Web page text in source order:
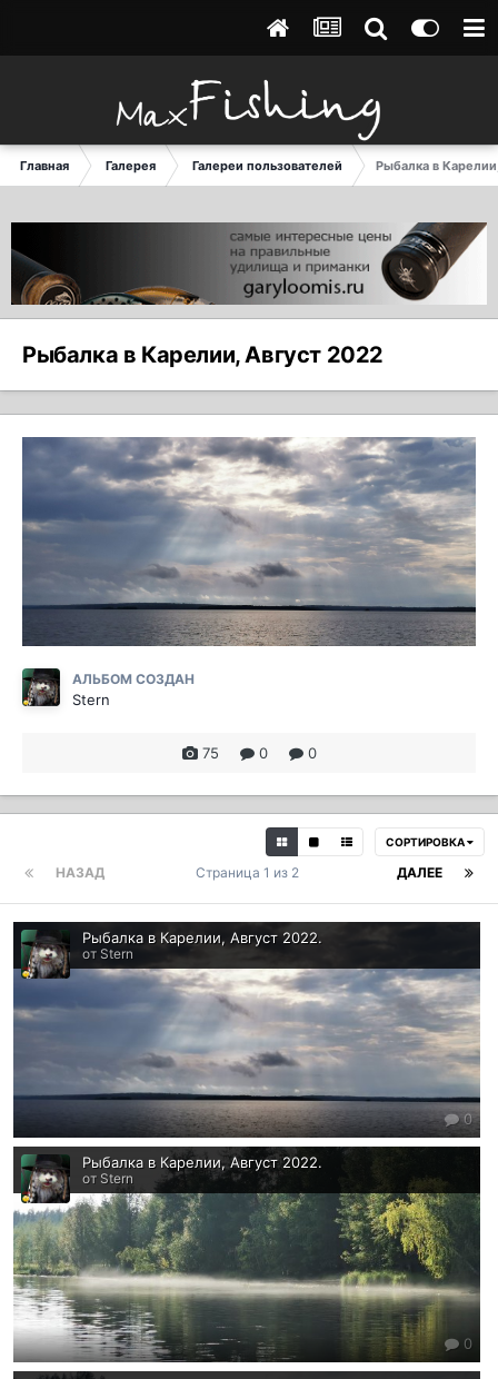
Главная Галерея Галереи пользователей Рыбалка в
Рыбалка в Карелии, Август 2022
АЛЬБОМ СОЗДАН
Stern
75 0 0
СОРТИРОВКА
НАЗАД ДАЛЕЕ
Страница 1 из 2
Рыбалка в Карелии, Август 2022.
от Stern
0
Рыбалка в Карелии, Август 2022.
от Stern
0